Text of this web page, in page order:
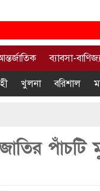
ব্যাবসা-
খুলনা বরিশাল